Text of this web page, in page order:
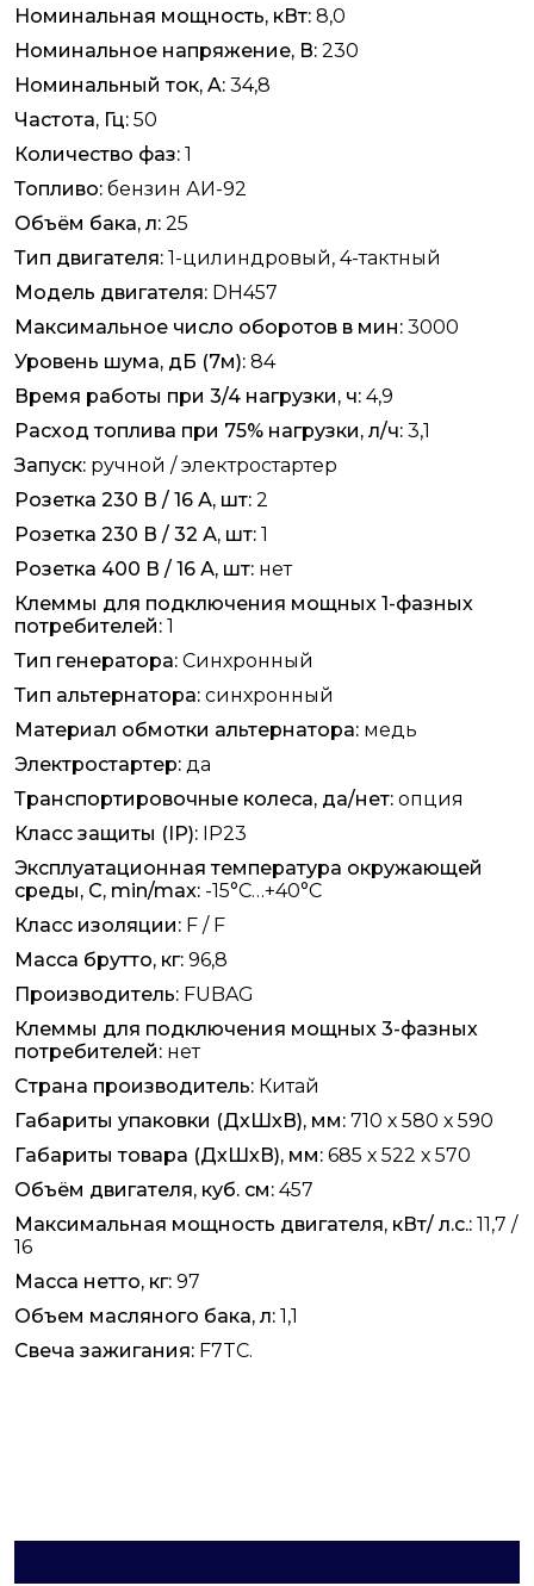
Номинальная мощность, кВт: 8,0
Номинальное напряжение, В: 230
Номинальный ток, A: 34,8
Частота, Гц: 50
Количество фаз: 1
Топливо: бензин АИ-92
Объём бака, л: 25
Тип двигателя: 1-цилиндровый, 4-тактный
Модель двигателя: DH457
Максимальное число оборотов в мин: 3000
Уровень шума, дБ (7м): 84
Время работы при 3/4 нагрузки, ч: 4,9
Расход топлива при 75% нагрузки, л/ч: 3,1
Запуск: ручной / электростартер
Розетка 230 В / 16 А, шт: 2
Розетка 230 В / 32 А, шт: 1
Розетка 400 В / 16 А, шт: нет
Клеммы для подключения мощных 1-фазных
потребителей: 1
Тип генератора: Синхронный
Тип альтернатора: синхронный
Материал обмотки альтернатора: медь
Электростартер: да
Транспортировочные колеса, да/нет: опция
Класс защиты (IP): IP23
Эксплуатационная температура окружающей
среды, С, min/max: -15°С…+40°С
Класс изоляции: F / F
Масса брутто, кг: 96,8
Производитель: FUBAG
Клеммы для подключения мощных 3-фазных
потребителей: нет
Страна производитель: Китай
Габариты упаковки (ДхШхВ), мм: 710 х 580 х 590
Габариты товара (ДхШхВ), мм: 685 х 522 х 570
Объём двигателя, куб. см: 457
Максимальная мощность двигателя, кВт/ л.с.: 11,7 /
16
Масса нетто, кг: 97
Объем масляного бака, л: 1,1
Свеча зажигания: F7TC.